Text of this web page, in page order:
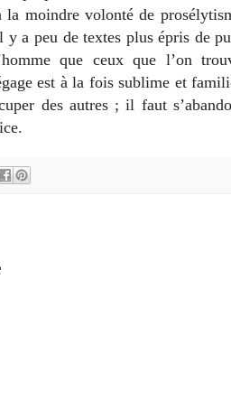
moindre volonté de
a peu de textes plus épris de
que ceux que l’on
est à la fois sublime et
des autres ; il faut